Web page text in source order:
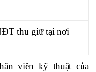
thu giữ tại nơi
viên kỹ thuật của